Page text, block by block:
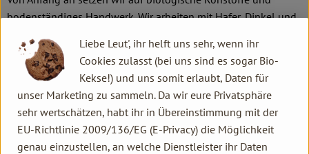
bodenständiges Handwerk. Wir arbeiten mit Hafer, Dinkel und
mit einem ehrlichen Preis-Leistungs-Verhältnis. Damit machen
wir genussvolles Bio für so viele Menschen wie möglich zur
Selbstverständlichkeit. Gemeinsam mit dem Naturkost-
Fachhandel und unseren Kunden stärken wir die ökologische
Landwirtschaft und schaffen eine wichtige Voraussetzung für
die Sicherung einer artenreichen und lebenswerten Umwelt.
Liebe Leut', ihr helft uns sehr, wenn ihr
Cookies zulasst (bei uns sind es sogar Bio-
Kekse!) und uns somit erlaubt, Daten für
unser Marketing zu sammeln. Da wir eure Privatsphäre
sehr wertschätzen, habt ihr in Übereinstimmung mit der
EU-Richtlinie 2009/136/EG (E-Privacy) die Möglichkeit
genau einzustellen, an welche Dienstleister ihr Daten